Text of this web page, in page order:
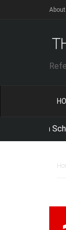
About
with School of